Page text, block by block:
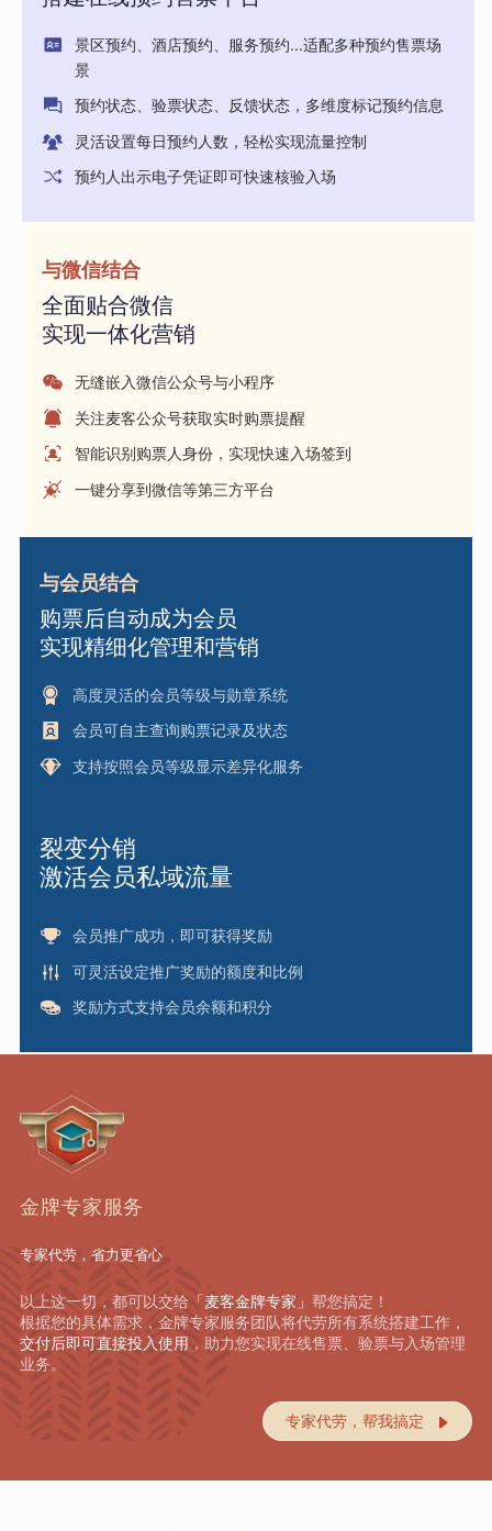
景区预约、酒店预约、服务预约...适配多种预约售票场
景
预约状态、验票状态、反馈状态，多维度标记预约信息
灵活设置每日预约人数，轻松实现流量控制
预约人出示电子凭证即可快速核验入场
与微信结合
全面贴合微信
实现一体化营销
无缝嵌入微信公众号与小程序
关注麦客公众号获取实时购票提醒
智能识别购票人身份，实现快速入场签到
一键分享到微信等第三方平台
与会员结合
购票后自动成为会员
实现精细化管理和营销
高度灵活的会员等级与勋章系统
会员可自主查询购票记录及状态
支持按照会员等级显示差异化服务
裂变分销
激活会员私域流量
会员推广成功，即可获得奖励
可灵活设定推广奖励的额度和比例
奖励方式支持会员余额和积分
金牌专家服务
专家代劳，省力更省心
以上这一切，都可以交给「麦客金牌专家」 帮您搞定！
根据您的具体需求，金牌专家服务团队将代劳所有系统搭建工作，
交付后即可直接投入使用 ，助力您实现在线售票、验票与入场管理
业务。
专家代劳，帮我搞定 